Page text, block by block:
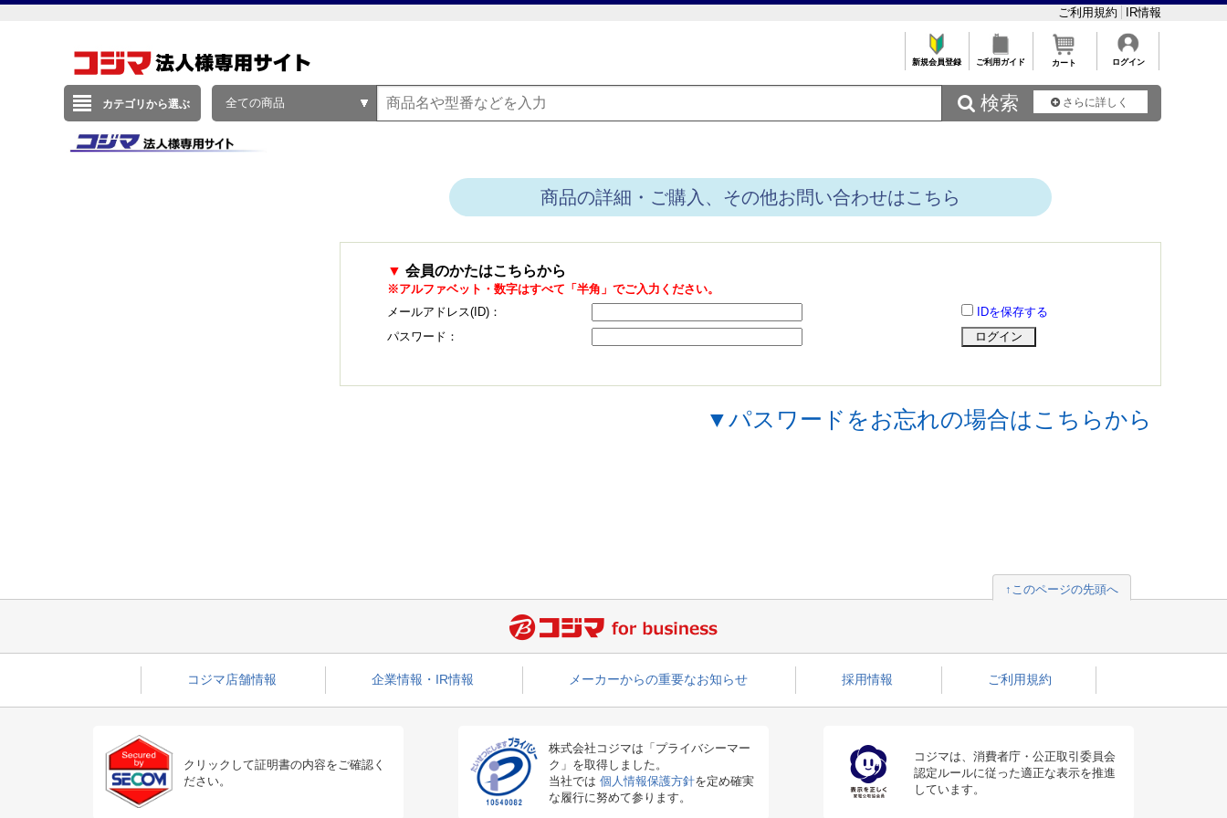
ご利用規約 IR情報
新規会員登録 ご利用ガイド カート ログイン
カテゴリから選ぶ 全ての商品  検索 さらに詳しく
商品の詳細・ご購入、その他お問い合わせはこちら
▼ 会員のかたはこちらから
※アルファベット・数字はすべて「半角」でご入力ください。
メールアドレス(ID)：
IDを保存する
パスワード：
▼パスワードをお忘れの場合はこちらから
↑このページの先頭へ
コジマ店舗情報 企業情報・IR情報 メーカーからの重要なお知らせ 採用情報 ご利用規約
クリックして証明書の内容をご確認く
ださい。
株式会社コジマは「プライバシーマー
ク」を取得しました。
当社では 個人情報保護方針を定め確実
な履行に努めて参ります。
コジマは、消費者庁・公正取引委員会
認定ルールに従った適正な表示を推進
しています。